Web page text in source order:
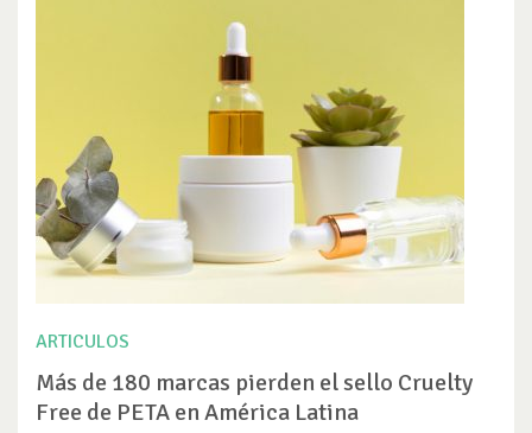
ARTICULOS
Más de 180 marcas pierden el sello Cruelty
Free de PETA en América Latina